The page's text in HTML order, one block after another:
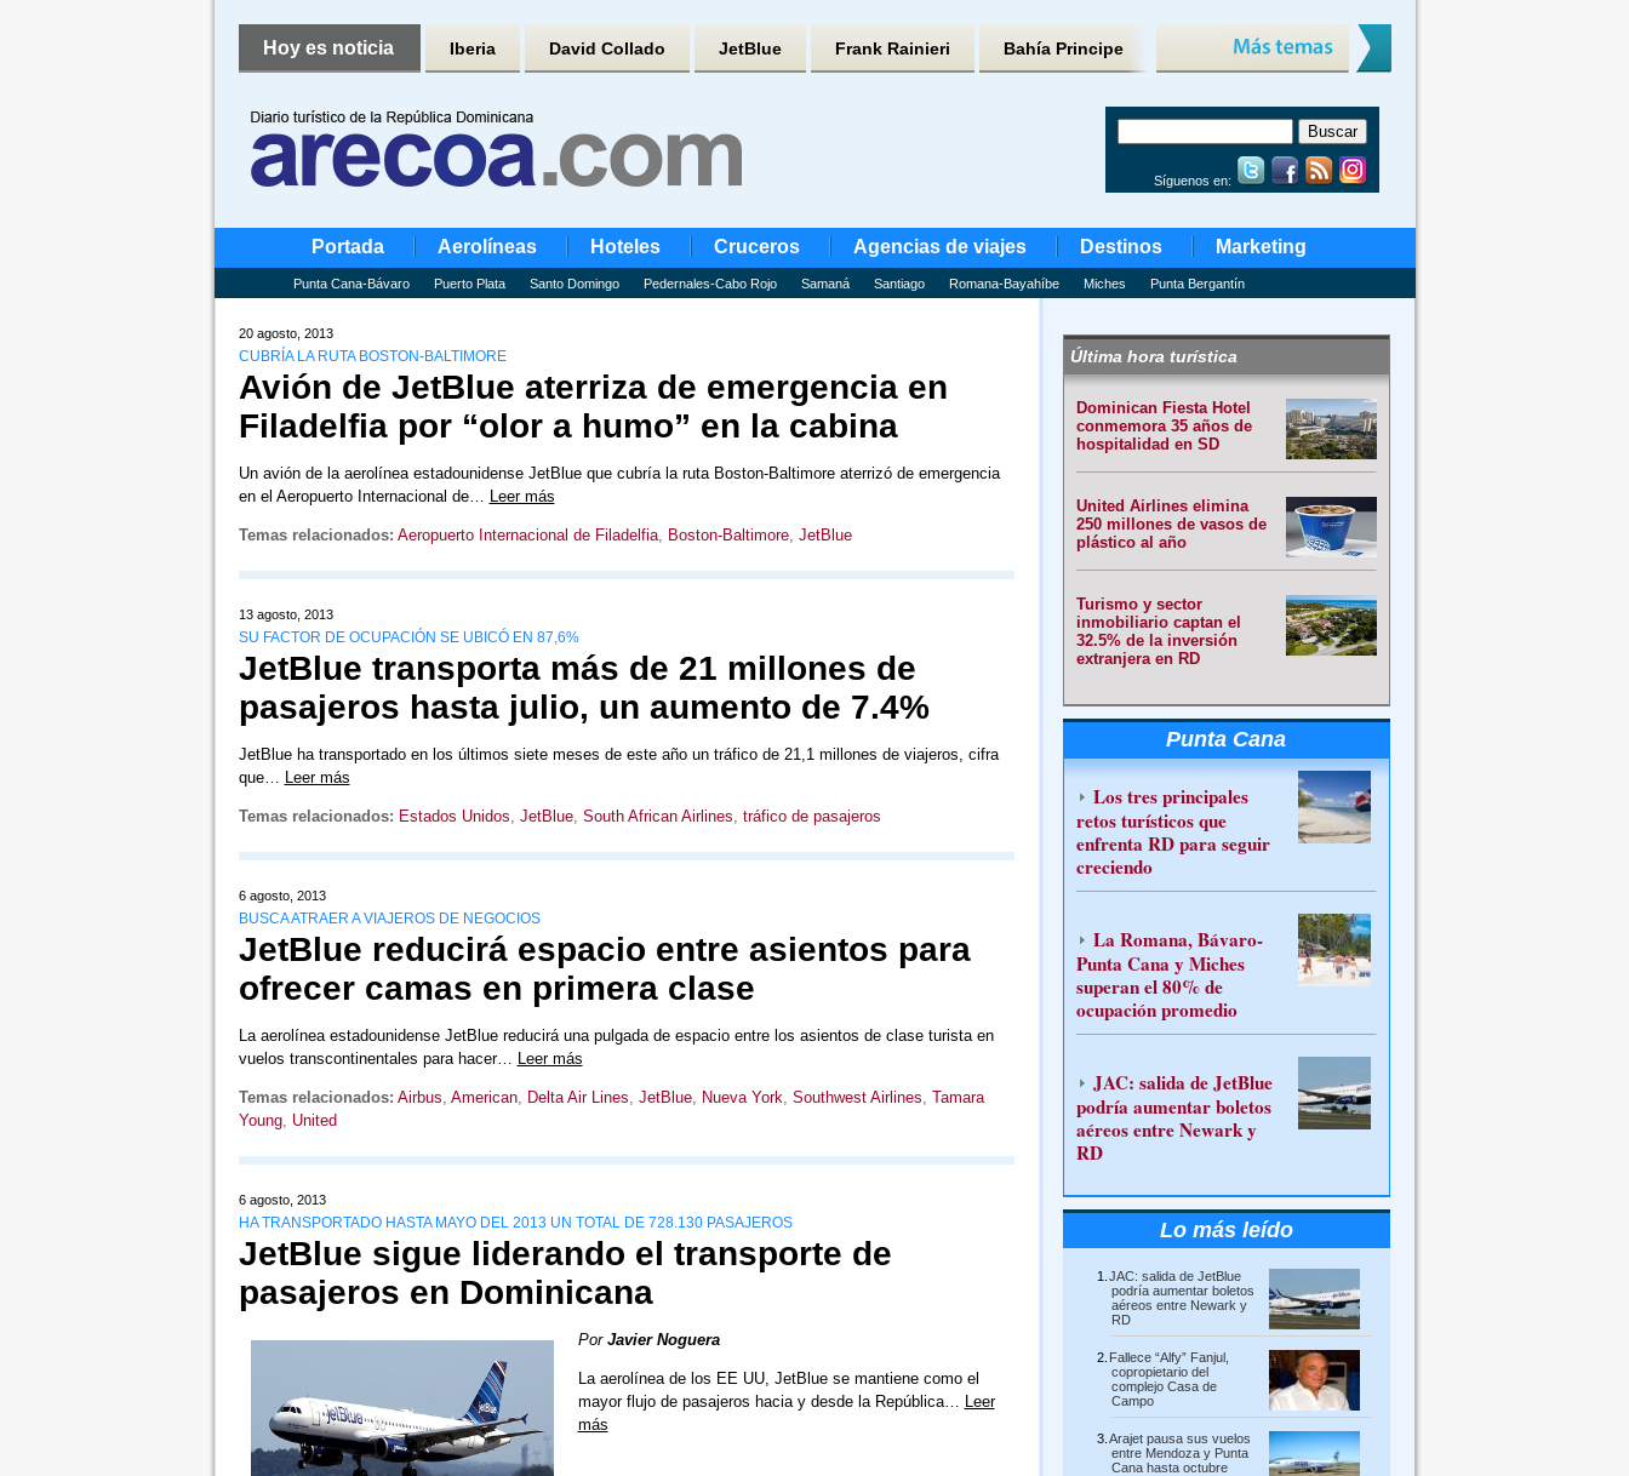
Hoy es noticia Iberia David Collado JetBlue Frank Rainieri Bahía Principe
Síguenos en:
Portada Aerolíneas Hoteles Cruceros Agencias de viajes Destinos Marketing
Punta Cana-Bávaro Puerto Plata Santo Domingo Pedernales-Cabo Rojo Samaná Santiago Romana-Bayahíbe Miches Punta Bergantín
20 agosto, 2013
CUBRÍA LA RUTA BOSTON-BALTIMORE
Avión de JetBlue aterriza de emergencia en
Filadelfia por “olor a humo” en la cabina
Un avión de la aerolínea estadounidense JetBlue que cubría la ruta Boston-Baltimore aterrizó de emergencia
en el Aeropuerto Internacional de… Leer más
Temas relacionados: Aeropuerto Internacional de Filadelfia, Boston-Baltimore, JetBlue
13 agosto, 2013
SU FACTOR DE OCUPACIÓN SE UBICÓ EN 87,6%
JetBlue transporta más de 21 millones de
pasajeros hasta julio, un aumento de 7.4%
JetBlue ha transportado en los últimos siete meses de este año un tráfico de 21,1 millones de viajeros, cifra
que… Leer más
Temas relacionados: Estados Unidos, JetBlue, South African Airlines, tráfico de pasajeros
6 agosto, 2013
BUSCA ATRAER A VIAJEROS DE NEGOCIOS
JetBlue reducirá espacio entre asientos para
ofrecer camas en primera clase
La aerolínea estadounidense JetBlue reducirá una pulgada de espacio entre los asientos de clase turista en
vuelos transcontinentales para hacer… Leer más
Temas relacionados: Airbus, American, Delta Air Lines, JetBlue, Nueva York, Southwest Airlines, Tamara
Young, United
6 agosto, 2013
HA TRANSPORTADO HASTA MAYO DEL 2013 UN TOTAL DE 728.130 PASAJEROS
JetBlue sigue liderando el transporte de
pasajeros en Dominicana
Por Javier Noguera
La aerolínea de los EE UU, JetBlue se mantiene como el
mayor flujo de pasajeros hacia y desde la República… Leer
más
Última hora turística
Dominican Fiesta Hotel
conmemora 35 años de
hospitalidad en SD
United Airlines elimina
250 millones de vasos de
plástico al año
Turismo y sector
inmobiliario captan el
32.5% de la inversión
extranjera en RD
Punta Cana
Los tres principales
retos turísticos que
enfrenta RD para seguir
creciendo
La Romana, Bávaro-
Punta Cana y Miches
superan el 80% de
ocupación promedio
JAC: salida de JetBlue
podría aumentar boletos
aéreos entre Newark y
RD
Lo más leído
JAC: salida de JetBlue
podría aumentar boletos
aéreos entre Newark y
RD
Fallece “Alfy” Fanjul,
copropietario del
complejo Casa de
Campo
Arajet pausa sus vuelos
entre Mendoza y Punta
Cana hasta octubre